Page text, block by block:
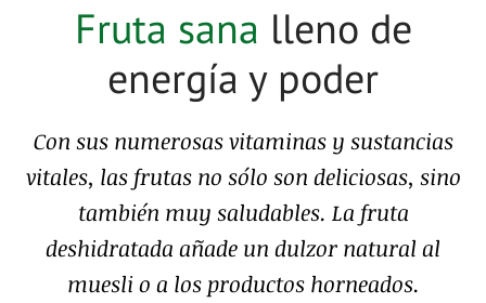
Fruta sana lleno de
energía y poder
Con sus numerosas vitaminas y sustancias
vitales, las frutas no sólo son deliciosas, sino
también muy saludables. La fruta
deshidratada añade un dulzor natural al
muesli o a los productos horneados.